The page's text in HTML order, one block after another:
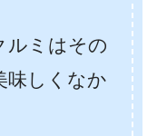
ルミはその
味しくなか